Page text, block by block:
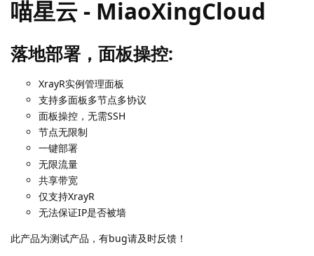
喵星云 - MiaoXingCloud
落地部署，面板操控:
XrayR实例管理面板
支持多面板多节点多协议
面板操控，无需SSH
节点无限制
一键部署
无限流量
共享带宽
仅支持XrayR
无法保证IP是否被墙
此产品为测试产品，有bug请及时反馈！